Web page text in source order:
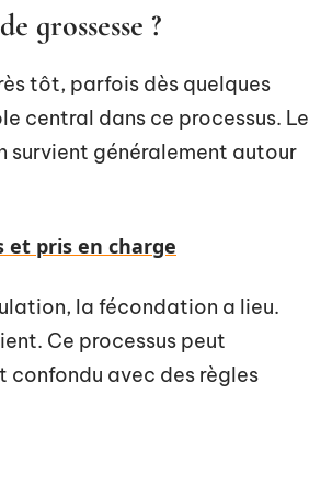
grossesse ?
tôt, parfois dès quelques
central dans ce processus. Le
survient généralement autour
et pris en charge
la fécondation a lieu.
Ce processus peut
confondu avec des règles